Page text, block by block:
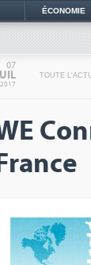
ÉCONOMIE
07
2017
TOUTE